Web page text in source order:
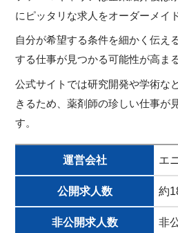
にピッタリな求人をオーダーメイ
自分が希望する条件を細かく伝え
する仕事が見つかる可能性が高ま
公式サイトでは研究開発や学術な
きるため、薬剤師の珍しい仕事が
す。
運営会社 エ
公開求人数 約
非公開求人数 非